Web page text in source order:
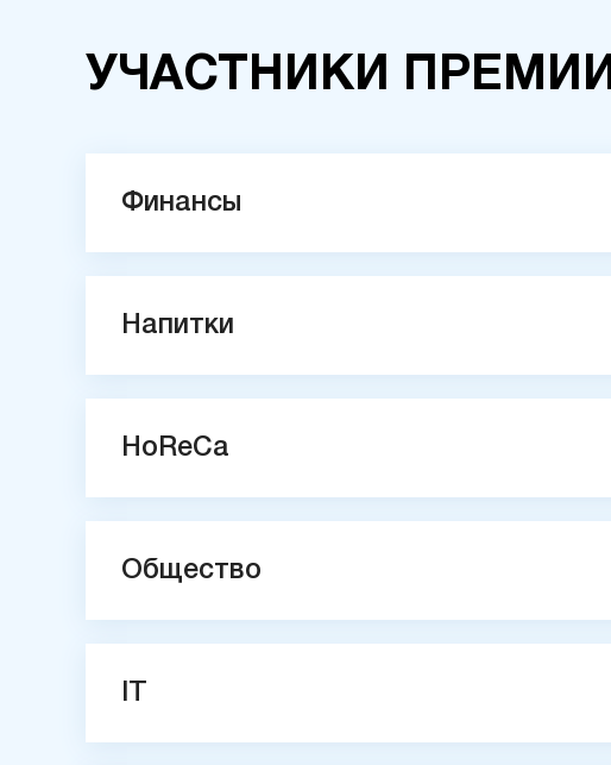
УЧАСТНИКИ ПРЕМИИ
Финансы
Напитки
HoReCa
Общество
IT